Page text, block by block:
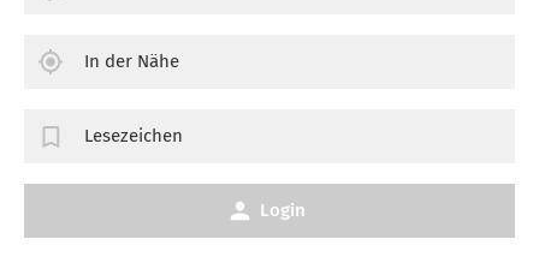
In der Nähe
Lesezeichen
Login